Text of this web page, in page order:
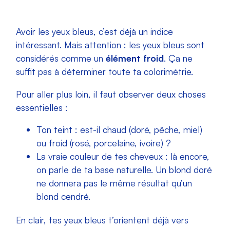
Avoir les yeux bleus, c’est déjà un indice
intéressant. Mais attention : les yeux bleus sont
considérés comme unélément froid. Ça ne
suffit pas à déterminer toute ta colorimétrie.
Pour aller plus loin, il faut observer deux choses
essentielles :
Ton teint : est-il chaud (doré, pêche, miel)
ou froid (rosé, porcelaine, ivoire) ?
La vraie couleur de tes cheveux : là encore,
on parle de ta base naturelle. Un blond doré
ne donnera pas le même résultat qu’un
blond cendré.
En clair, tes yeux bleus t’orientent déjà vers